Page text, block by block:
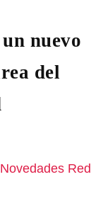
nuevo
del
Novedades Red